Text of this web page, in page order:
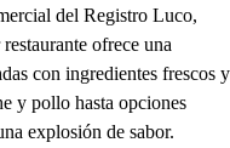
del Registro Luco,
ofrece una
con ingredientes frescos y
y pollo hasta opciones
explosión de sabor.